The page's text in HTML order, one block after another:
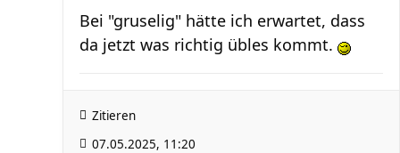
Bei "gruselig" hätte ich erwartet, dass
da jetzt was richtig übles kommt.
Zitieren
07.05.2025, 11:20